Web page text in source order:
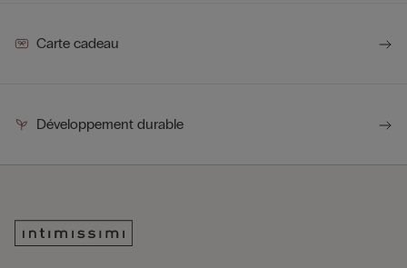
Carte cadeau
Développement durable